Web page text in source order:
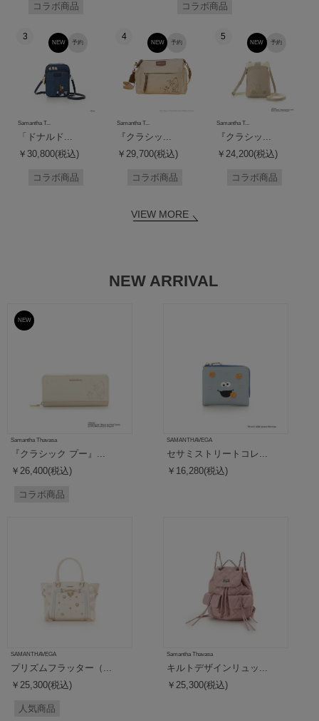
コラボ商品 コラボ商品
3
予約
NEW
Samantha T...
「ドナルド...
￥30,800(税込)
コラボ商品
4
予約
NEW
Samantha T...
『クラシッ...
￥29,700(税込)
コラボ商品
5
予約
NEW
Samantha T...
『クラシッ...
￥24,200(税込)
コラボ商品
VIEW MORE
NEW ARRIVAL
予約
NEW
Samantha Thavasa
『クラシック プー』...
￥26,400(税込)
コラボ商品
SAMANTHAVEGA
セサミストリートコレ...
￥16,280(税込)
SAMANTHAVEGA
プリズムフラッター（...
￥25,300(税込)
人気商品
Samantha Thavasa
キルトデザインリュッ...
￥25,300(税込)